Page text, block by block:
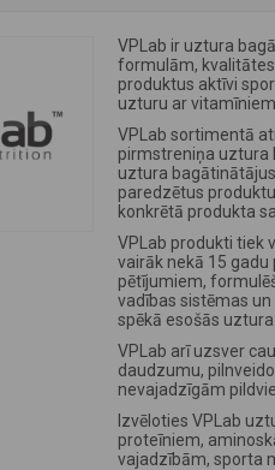
VPLab ir uztura
formulām,
produktus aktīvi
uzturu ar
VPLab sortimentā
pirmstreniņa uztura
uztura
paredzētus
konkrētā produkta
VPLab produkti tiek
vairāk nekā 15
pētījumiem,
vadības sistēmas
spēkā esošās
VPLab arī uzsver
daudzumu,
nevajadzīgām
Izvēloties VPLab
proteīniem,
vajadzībām, sporta